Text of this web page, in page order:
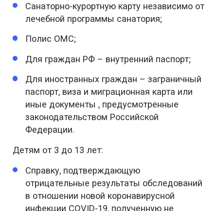
Санаторно-курортную карту независимо от
лечебной программы санатория;
Полис ОМС;
Для граждан РФ – внутренний паспорт;
Для иностранных граждан – заграничный
паспорт, виза и миграционная карта или
иные документы , предусмотренные
законодательством Российской
Федерации.
Детям от 3 до 13 лет:
Справку, подтверждающую
отрицательные результаты обследований
в отношении новой коронавирусной
инфекции COVID-19, полученную не